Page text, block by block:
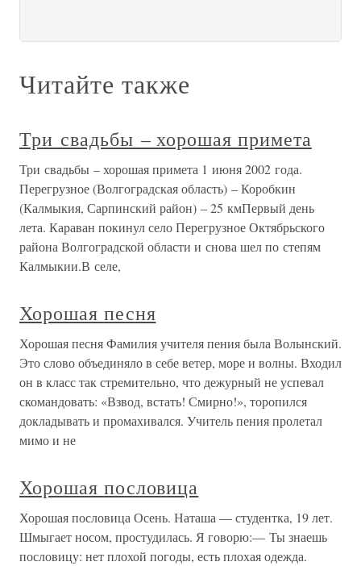
Читайте также
Три свадьбы – хорошая примета
Три свадьбы – хорошая примета 1 июня 2002 года.
Перегрузное (Волгоградская область) – Коробкин
(Калмыкия, Сарпинский район) – 25 кмПервый день
лета. Караван покинул село Перегрузное Октябрьского
района Волгоградской области и снова шел по степям
Калмыкии.В селе,
Хорошая песня
Хорошая песня Фамилия учителя пения была Волынский.
Это слово объединяло в себе ветер, море и волны. Входил
он в класс так стремительно, что дежурный не успевал
скомандовать: «Взвод, встать! Смирно!», торопился
докладывать и промахивался. Учитель пения пролетал
мимо и не
Хорошая пословица
Хорошая пословица Осень. Наташа — студентка, 19 лет.
Шмыгает носом, простудилась. Я говорю:— Ты знаешь
пословицу: нет плохой погоды, есть плохая одежда.